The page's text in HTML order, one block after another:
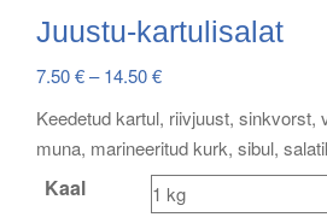
Juustu-kartulisalat
7.50€– 14.50€Price
7.50 €
14.50 €
Keedetud kartul, riivjuust, sinkvorst,
muna, marineeritud kurk, sibul,
Kaal